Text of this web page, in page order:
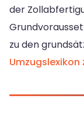
der
zu den